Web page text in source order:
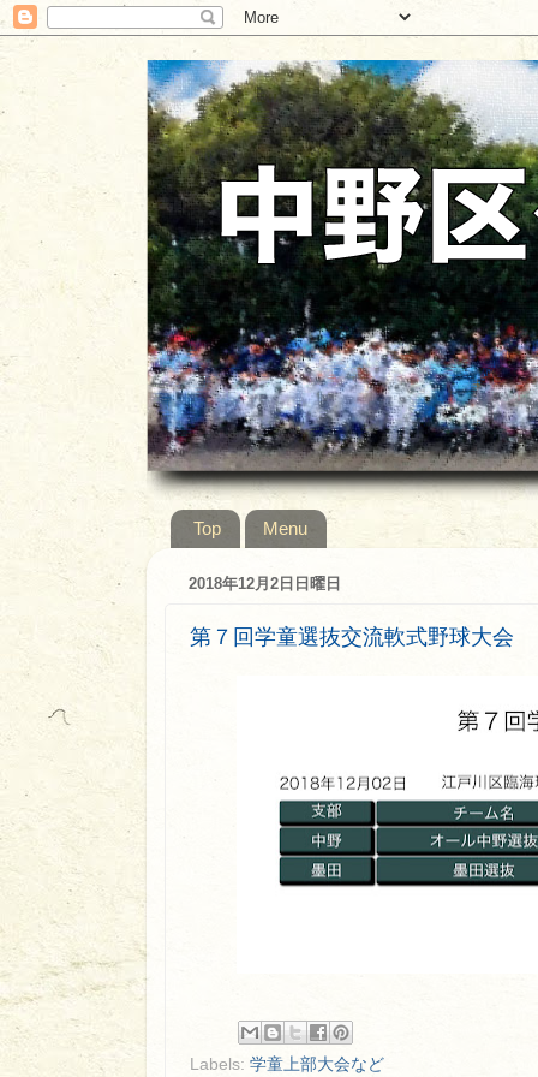
Top Menu
2018年12月2日日曜日
第７回学童選抜交流軟式野球大会
Labels: 学童上部大会など